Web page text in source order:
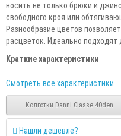
носить не только брюки и
свободного кроя или
Разнообразие цветов
расцветок. Идеально подходят
Краткие характеристики
Смотреть все характеристики
Колготки Danni Classe 40den
Нашли дешевле?